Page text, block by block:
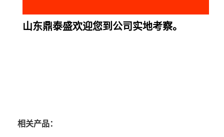
山东鼎泰盛欢迎您到公司实地考察。
相关产品：